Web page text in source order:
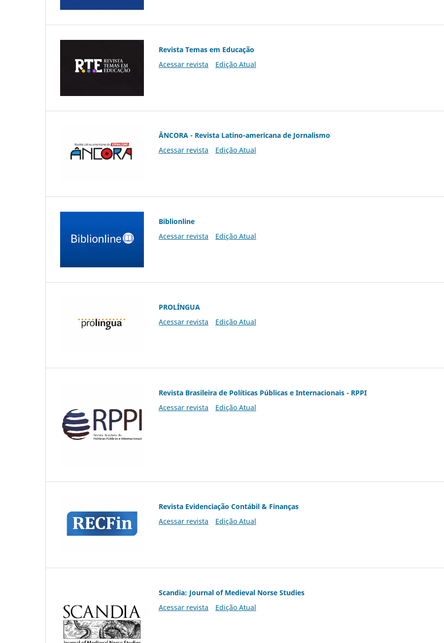
Revista Temas em Educação
Acessar revista
Edição Atual
ÂNCORA - Revista Latino-americana de Jornalismo
Acessar revista
Edição Atual
Biblionline
Acessar revista
Edição Atual
PROLÍNGUA
Acessar revista
Edição Atual
Revista Brasileira de Políticas Públicas e Internacionais - RPPI
Acessar revista
Edição Atual
Revista Evidenciação Contábil & Finanças
Acessar revista
Edição Atual
Scandia: Journal of Medieval Norse Studies
Acessar revista
Edição Atual